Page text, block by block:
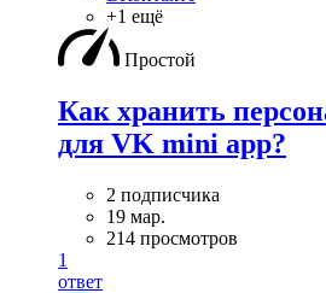
+1 ещё
Простой
Как хранить
для VK mini app?
2 подписчика
19 мар.
214 просмотров
1
ответ